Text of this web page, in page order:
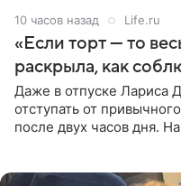
10 часов назад Life.ru
«Если торт — то
раскрыла, как
Даже в отпуске Лариса
отступать от
после двух часов дня.